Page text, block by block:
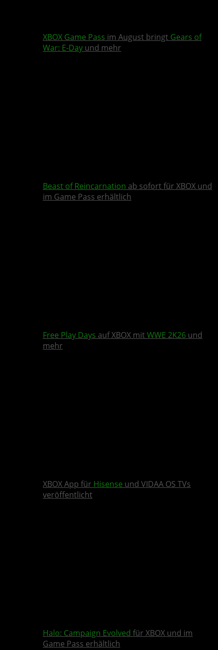
XBOX Game Pass im August bringt Gears of
War: E-Day und mehr
Beast of Reincarnation ab sofort für XBOX und
im Game Pass erhältlich
Free Play Days auf XBOX mit WWE 2K26 und
mehr
XBOX App für Hisense und VIDAA OS TVs
veröffentlicht
Halo: Campaign Evolved für XBOX und im
Game Pass erhältlich